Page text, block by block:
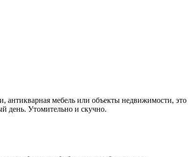
антикварная мебель или объекты недвижимости, это
день. Утомительно и скучно.